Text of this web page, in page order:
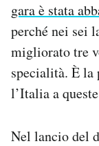
gara è stata
perché nei sei
migliorato tre
specialità. È la
l’Italia a
Nel lancio del